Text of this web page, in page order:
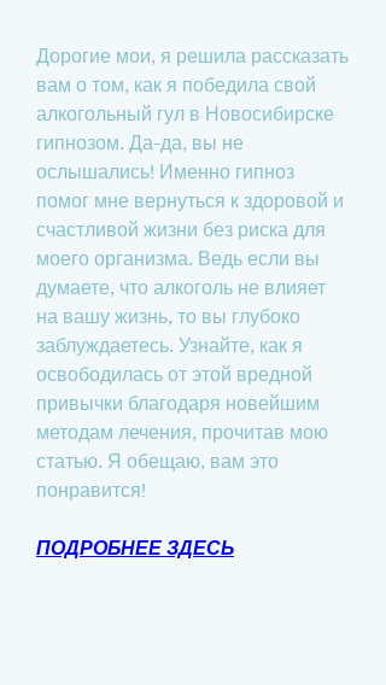
Дорогие мои, я решила рассказать
вам о том, как я победила свой
алкогольный гул в Новосибирске
гипнозом. Да-да, вы не
ослышались! Именно гипноз
помог мне вернуться к здоровой и
счастливой жизни без риска для
моего организма. Ведь если вы
думаете, что алкоголь не влияет
на вашу жизнь, то вы глубоко
заблуждаетесь. Узнайте, как я
освободилась от этой вредной
привычки благодаря новейшим
методам лечения, прочитав мою
статью. Я обещаю, вам это
понравится!
ПОДРОБНЕЕ ЗДЕСЬ